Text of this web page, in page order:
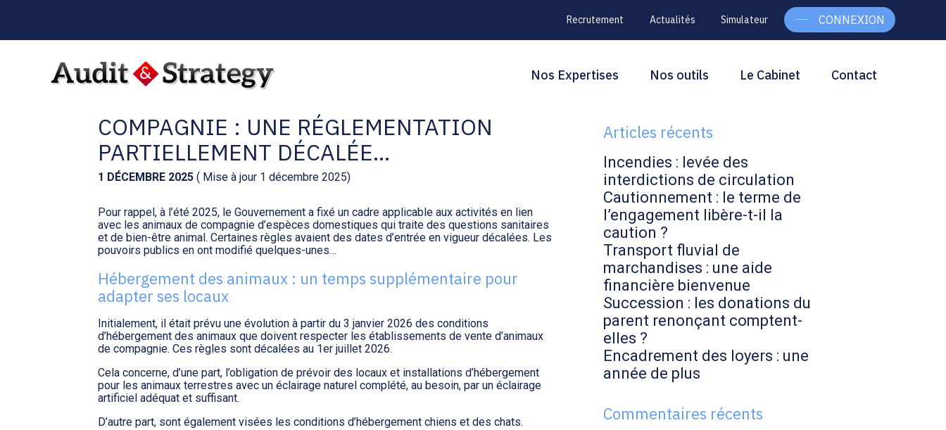
sub-
header
Recrutement Actualités Simulateur CONNEXION
Aller
Principal
Nos Expertises Nos outils Le Cabinet Contact
COMPAGNIE : UNE RÉGLEMENTATION
PARTIELLEMENT DÉCALÉE…
1 DÉCEMBRE 2025 ( Mise à jour 1 décembre 2025)
Pour rappel, à l’été 2025, le Gouvernement a fixé un cadre applicable aux activités en lien
avec les animaux de compagnie d’espèces domestiques qui traite des questions sanitaires
et de bien-être animal. Certaines règles avaient des dates d’entrée en vigueur décalées. Les
pouvoirs publics en ont modifié quelques-unes…
Hébergement des animaux : un temps supplémentaire pour
adapter ses locaux
Initialement, il était prévu une évolution à partir du 3 janvier 2026 des conditions
d’hébergement des animaux que doivent respecter les établissements de vente d’animaux
de compagnie. Ces règles sont décalées au 1er juillet 2026.
Cela concerne, d’une part, l’obligation de prévoir des locaux et installations d’hébergement
pour les animaux terrestres avec un éclairage naturel complété, au besoin, par un éclairage
artificiel adéquat et suffisant.
D’autre part, sont également visées les conditions d’hébergement chiens et des chats.
Blog
Rechercher
Articles récents
Incendies : levée des
interdictions de circulation
Cautionnement : le terme de
l’engagement libère-t-il la
caution ?
Transport fluvial de
marchandises : une aide
financière bienvenue
Succession : les donations du
parent renonçant comptent-
elles ?
Encadrement des loyers : une
année de plus
Commentaires récents